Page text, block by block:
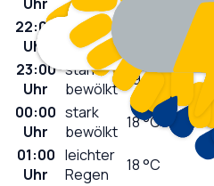
22:00
Uhr
stark
bewölkt
23:00
Uhr
stark
bewölkt
19°C
00:00
Uhr
stark
bewölkt 18°C
01:00
Uhr
leichter
Regen
18°C